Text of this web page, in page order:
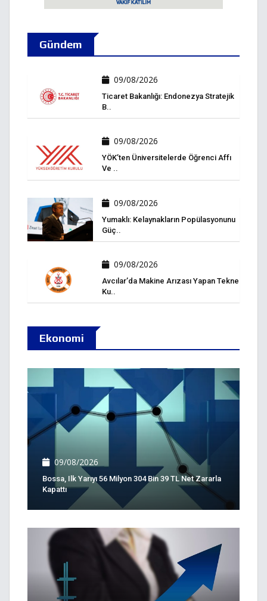
Gündem
09/08/2026
Ticaret Bakanlığı: Endonezya Stratejik
B..
09/08/2026
YÖK’ten Üniversitelerde Öğrenci Affı
Ve ..
09/08/2026
Yumaklı: Kelaynakların Popülasyonunu
Güç..
09/08/2026
Avcılar’da Makine Arızası Yapan Tekne
Ku..
Ekonomi
09/08/2026
Bossa, Ilk Yarıyı 56 Milyon 304 Bin 39 TL Net Zararla
Kapattı